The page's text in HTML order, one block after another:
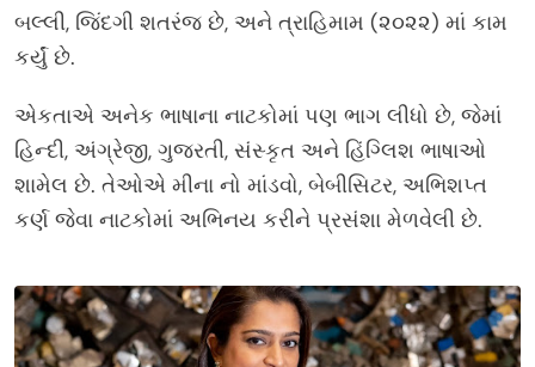
બલ્લી, જિંદગી શતરંજ છે, અને ત્રાહિમામ (૨૦૨૨) માં કામ
કર્યું છે.
એકતાએ અનેક ભાષાના નાટકોમાં પણ ભાગ લીધો છે, જેમાં
હિન્દી, અંગ્રેજી, ગુજરતી, સંસ્કૃત અને હિંગ્લિશ ભાષાઓ
શામેલ છે. તેઓએ મીના નો માંડવો, બેબીસિટર, અભિશપ્ત
કર્ણ જેવા નાટકોમાં અભિનય કરીને પ્રસંશા મેળવેલી છે.